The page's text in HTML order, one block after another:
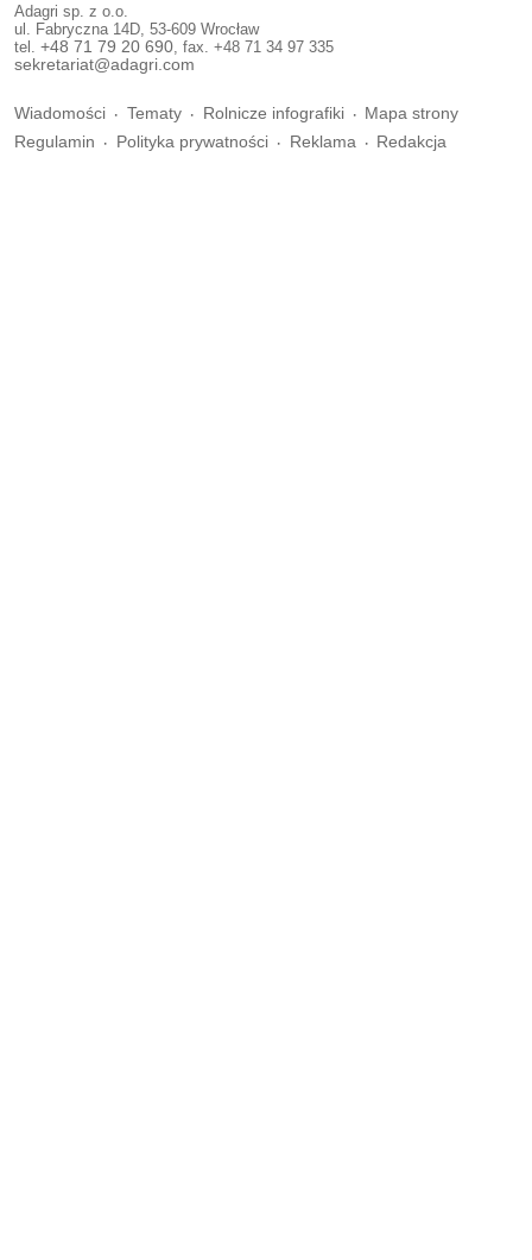
Adagri sp. z o.o.
ul. Fabryczna 14D, 53-609 Wrocław
tel. +48 71 79 20 690 , fax. +48 71 34 97 335
sekretariat@adagri.com
Wiadomości Tematy Rolnicze infografiki
Mapa strony
Regulamin
Polityka prywatności Reklama Redakcja